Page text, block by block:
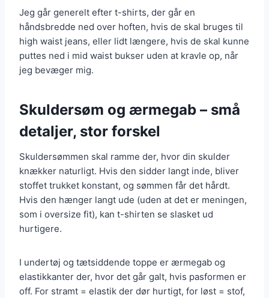
Jeg går generelt efter t-shirts, der går en
håndsbredde ned over hoften, hvis de skal bruges til
high waist jeans, eller lidt længere, hvis de skal kunne
puttes ned i mid waist bukser uden at kravle op, når
jeg bevæger mig.
Skuldersøm og ærmegab – små
detaljer, stor forskel
Skuldersømmen skal ramme der, hvor din skulder
knækker naturligt. Hvis den sidder langt inde, bliver
stoffet trukket konstant, og sømmen får det hårdt.
Hvis den hænger langt ude (uden at det er meningen,
som i oversize fit), kan t-shirten se slasket ud
hurtigere.
I undertøj og tætsiddende toppe er ærmegab og
elastikkanter der, hvor det går galt, hvis pasformen er
off. For stramt = elastik der dør hurtigt, for løst = stof,